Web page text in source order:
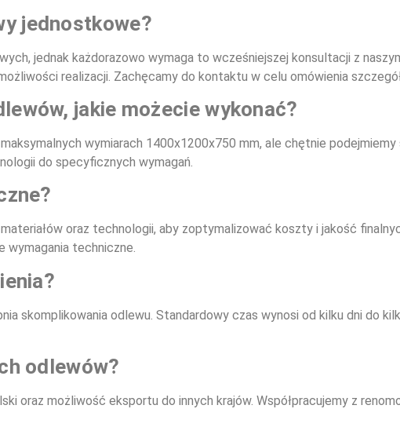
jednostkowe?
jednak każdorazowo wymaga to wcześniejszej konsultacji z
realizacji. Zachęcamy do kontaktu w celu omówienia
jakie możecie wykonać?
wymiarach 1400x1200x750 mm, ale chętnie
do specyficznych wymagań.
oraz technologii, aby zoptymalizować koszty i jakość
wymagania techniczne.
skomplikowania odlewu. Standardowy czas wynosi od kilku dni do
odlewów?
oraz możliwość eksportu do innych krajów. Współpracujemy z